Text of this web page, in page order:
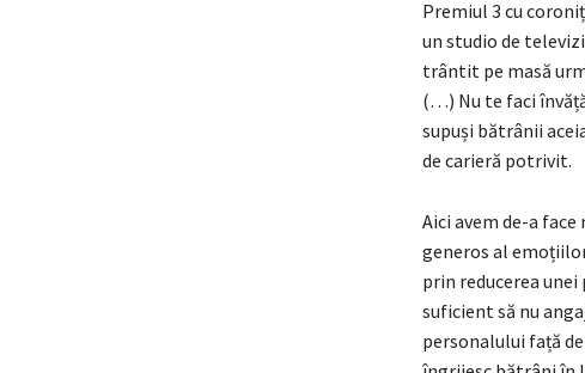
Premiul 3 cu
un studio de
trântit pe masă
(…) Nu te faci
supuși bătrânii
de carieră potrivit.
Aici avem de-a
generos al
prin reducerea
suficient să nu
personalului față